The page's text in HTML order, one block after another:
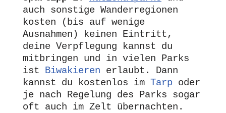
auch sonstige Wanderregionen
kosten (bis auf wenige
Ausnahmen) keinen Eintritt,
deine Verpflegung kannst du
mitbringen und in vielen Parks
ist Biwakieren erlaubt. Dann
kannst du kostenlos im Tarp oder
je nach Regelung des Parks sogar
oft auch im Zelt übernachten.